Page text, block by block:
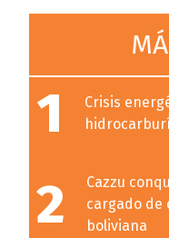
1
Crisis
2
Cazzu
cargado de
boliviana